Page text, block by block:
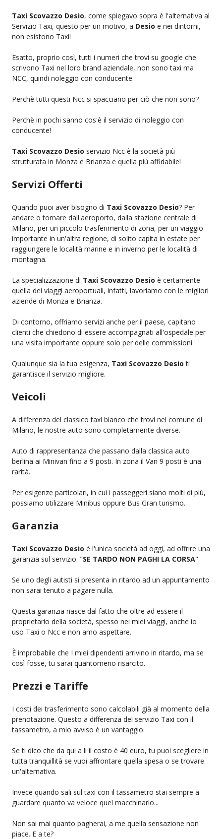
Taxi Scovazzo Desio, come spiegavo sopra è l'alternativa al
Servizio Taxi, questo per un motivo, a Desio e nei dintorni,
non esistono Taxi!
Esatto, proprio così, tutti i numeri che trovi su google che
scrivono Taxi nel loro brand aziendale, non sono taxi ma
NCC, quindi noleggio con conducente.
Perchè tutti questi Ncc si spacciano per ciò che non sono?
Perchè in pochi sanno cos'è il servizio di noleggio con
conducente!
Taxi Scovazzo Desio servizio Ncc è la società più
strutturata in Monza e Brianza e quella più affidabile!
Servizi Offerti
Quando puoi aver bisogno di Taxi Scovazzo Desio? Per
andare o tornare dall'aeroporto, dalla stazione centrale di
Milano, per un piccolo trasferimento di zona, per un viaggio
importante in un'altra regione, di solito capita in estate per
raggiungere le località marine e in inverno per le località di
montagna.
La specializzazione di Taxi Scovazzo Desio è certamente
quella dei viaggi aeroportuali, infatti, lavoriamo con le migliori
aziende di Monza e Brianza.
Di contorno, offriamo servizi anche per il paese, capitano
clienti che chiedono di essere accompagnati all'ospedale per
una visita importante oppure solo per delle commissioni
Qualunque sia la tua esigenza, Taxi Scovazzo Desio ti
garantisce il servizio migliore.
Veicoli
A differenza del classico taxi bianco che trovi nel comune di
Milano, le nostre auto sono completamente diverse.
Auto di rappresentanza che passano dalla classica auto
berlina ai Minivan fino a 9 posti. In zona il Van 9 posti è una
rarità.
Per esigenze particolari, in cui i passeggeri siano molti di più,
possiamo utilizzare Minibus oppure Bus Gran turismo.
Garanzia
Taxi Scovazzo Desio è l'unica società ad oggi, ad offrire una
garanzia sul servizio: "SE TARDO NON PAGHI LA CORSA".
Se uno degli autisti si presenta in ritardo ad un appuntamento
non sarai tenuto a pagare nulla.
Questa garanzia nasce dal fatto che oltre ad essere il
proprietario della società, spesso nei miei viaggi, anche io
uso Taxi o Ncc e non amo aspettare.
È improbabile che I miei dipendenti arrivino in ritardo, ma se
così fosse, tu sarai quantomeno risarcito.
Prezzi e Tariffe
I costi dei trasferimento sono calcolabili già al momento della
prenotazione. Questo a differenza del servizio Taxi con il
tassametro, a mio avviso è un vantaggio.
Se ti dico che da qui a li il costo è 40 euro, tu puoi scegliere in
tutta tranquillità se vuoi affrontare quella spesa o se trovare
un'alternativa.
Invece quando sali sul taxi con il tassametro stai sempre a
guardare quanto va veloce quel macchinario...
Non sai mai quanto pagherai, a me quella sensazione non
piace. E a te?